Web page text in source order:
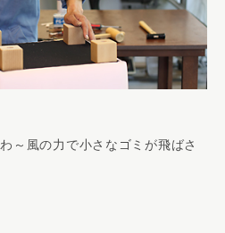
～風の力で小さなゴミが飛ばさ